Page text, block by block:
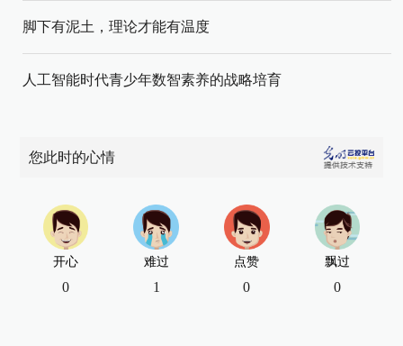
脚下有泥土，理论才能有温度
人工智能时代青少年数智素养的战略培育
您此时的心情
开心
0
难过
1
点赞
0
飘过
0